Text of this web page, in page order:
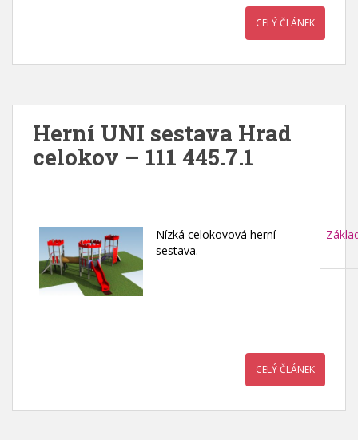
CELÝ ČLÁNEK
Herní UNI sestava Hrad
celokov – 111 445.7.1
Nízká celokovová herní
sestava.
CELÝ ČLÁNEK